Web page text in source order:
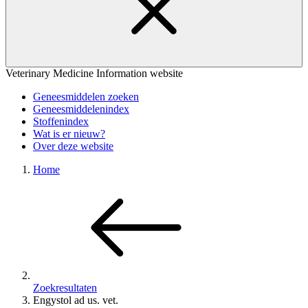
Veterinary Medicine Information website
Geneesmiddelen zoeken
Geneesmiddelenindex
Stoffenindex
Wat is er nieuw?
Over deze website
Home
Zoekresultaten
Engystol ad us. vet.